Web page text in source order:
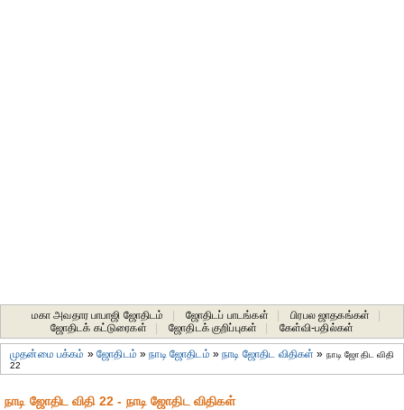
மகா அவதார பாபாஜி ஜோதிடம் ஜோதிடப் பாடங்கள் பிரபல ஜாதகங்கள்
ஜோதிடக் கட்டுரைகள்
ஜோதிடக் குறிப்புகள் கேள்வி-பதில்கள்
முதன்மை பக்கம் »ஜோதிடம் »நாடி ஜோதிடம் »நாடி ஜோதிட விதிகள் » நாடி ஜோதிட விதி
22
நாடி ஜோதிட விதி 22 - நாடி ஜோதிட விதிகள்